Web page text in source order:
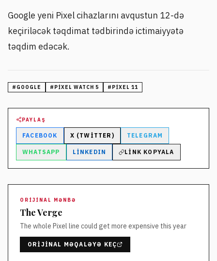
Google yeni Pixel cihazlarını avqustun 12-də
keçiriləcək təqdimat tədbirində ictimaiyyətə
təqdim edəcək.
# GOOGLE # PIXEL WATCH 5 # PIXEL 11
PAYLAŞ
FACEBOOK X (TWITTER) TELEGRAM
WHATSAPP LINKEDIN LINK KOPYALA
ORIJINAL MƏNBƏ
The Verge
The whole Pixel line could get more expensive this year
ORIJINAL MƏQALƏYƏ KEÇ